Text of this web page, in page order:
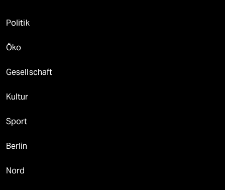
Politik
Öko
Gesellschaft
Kultur
Sport
Berlin
Nord